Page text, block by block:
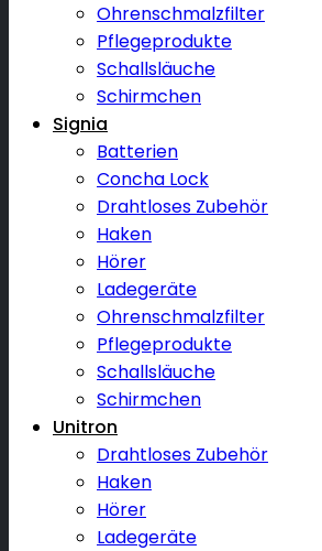
Ohrenschmalzfilter
Pflegeprodukte
Schallsläuche
Schirmchen
Signia
Batterien
Concha Lock
Drahtloses Zubehör
Haken
Hörer
Ladegeräte
Ohrenschmalzfilter
Pflegeprodukte
Schallsläuche
Schirmchen
Unitron
Drahtloses Zubehör
Haken
Hörer
Ladegeräte